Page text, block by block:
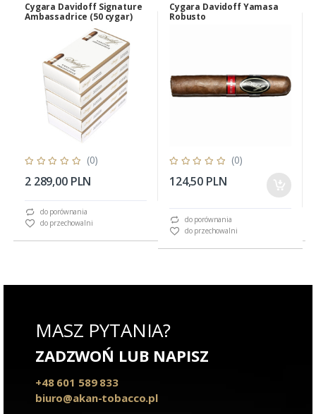
Cygara Davidoff Signature
Ambassadrice (50 cygar)
(0)
2 289,00 PLN
do porównania
do przechowalni
Cygara Davidoff Yamasa
Robusto
(0)
124,50 PLN
do porównania
do przechowalni
MASZ PYTANIA?
ZADZWOŃ LUB NAPISZ
+48 601 589 833
biuro@akan-tobacco.pl